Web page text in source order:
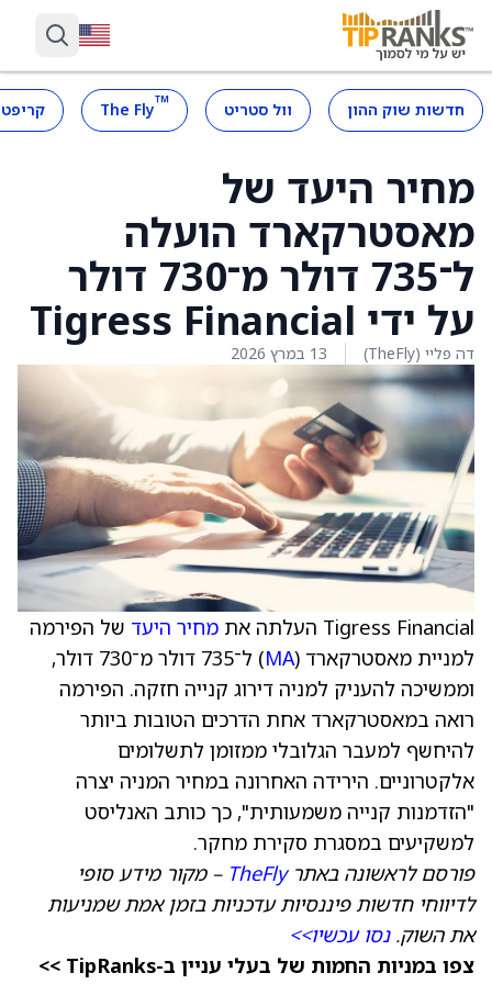
חדשות שוק ההון וול סטריט ™
The Fly
מחיר היעד של
מאסטרקארד הועלה
ל־735 דולר מ־730 דולר
על ידי Tigress Financial
דה פליי (TheFly) 13 במרץ 2026
Tigress Financial העלתה את מחיר היעד של הפירמה
למניית מאסטרקארד (MA
) ל־735 דולר מ־730 דולר,
וממשיכה להעניק למניה דירוג קנייה חזקה. הפירמה
רואה במאסטרקארד אחת הדרכים הטובות ביותר
להיחשף למעבר הגלובלי ממזומן לתשלומים
אלקטרוניים. הירידה האחרונה במחיר המניה יצרה
"הזדמנות קנייה משמעותית", כך כותב האנליסט
למשקיעים במסגרת סקירת מחקר.
פורסם לראשונה באתרTheFly – מקור מידע סופי
לדיווחי חדשות פיננסיות עדכניות בזמן אמת שמניעות
את השוק.נסו עכשיו>>
צפו במניות החמות של בעלי עניין ב-TipRanks >>